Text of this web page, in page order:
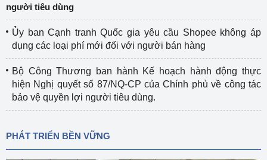
người tiêu dùng
Ủy ban Cạnh tranh Quốc gia yêu cầu Shopee không áp
dụng các loại phí mới đối với người bán hàng
Bộ Công Thương ban hành Kế hoạch hành động thực
hiện Nghị quyết số 87/NQ-CP của Chính phủ về công tác
bảo vệ quyền lợi người tiêu dùng.
PHÁT TRIỂN BỀN VỮNG